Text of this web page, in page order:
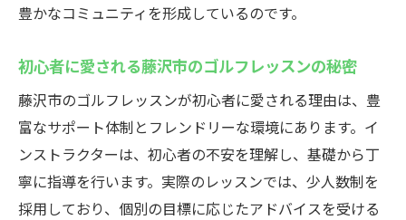
豊かなコミュニティを形成しているのです。
初心者に愛される藤沢市のゴルフレッスンの秘密
藤沢市のゴルフレッスンが初心者に愛される理由は、豊
富なサポート体制とフレンドリーな環境にあります。イ
ンストラクターは、初心者の不安を理解し、基礎から丁
寧に指導を行います。実際のレッスンでは、少人数制を
採用しており、個別の目標に応じたアドバイスを受ける